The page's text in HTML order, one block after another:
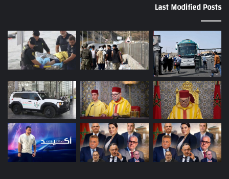
Last Modified Posts